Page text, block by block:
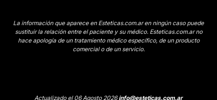
La información que aparece en Esteticas.com.ar en ningún caso puede
sustituir la relación entre el paciente y su médico. Esteticas.com.ar no
hace apología de un tratamiento médico específico, de un producto
comercial o de un servicio.
Actualizado el 06 Agosto 2026info@esteticas.com.ar